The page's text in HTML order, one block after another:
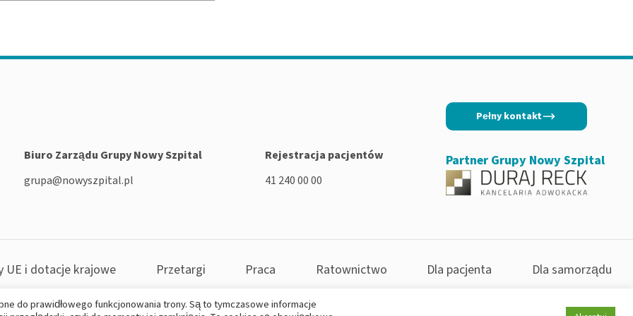
Biuro Zarządu Grupy Nowy Szpital
grupa@nowyszpital.pl
Rejestracja pacjentów
41 240 00 00
Pełny kontakt
Partner Grupy Nowy Szpital
UE i dotacje krajowe Przetargi Praca Ratownictwo Dla pacjenta Dla samorządu
do prawidłowego funkcjonowania trony. Są to tymczasowe informacje